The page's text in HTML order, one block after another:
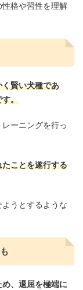
格や習性を理解
賢い犬種であ
す。
ーニングを行っ
ことを遂行する
うとするような
、退屈を極端に